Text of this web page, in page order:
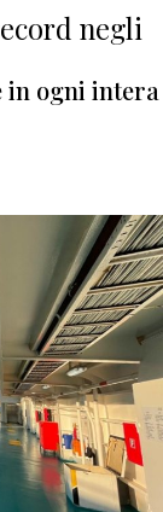
negli
in ogni intera